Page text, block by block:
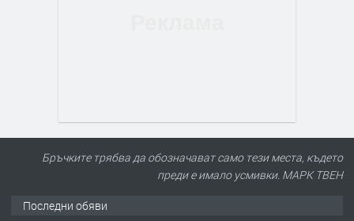
Бръчките трябва да обозначават само тези места, където
преди е имало усмивки. МАРК ТВЕН
Последни обяви